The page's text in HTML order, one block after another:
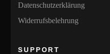
Datenschutzerklärung
Widerrufsbelehrung
SUPPORT